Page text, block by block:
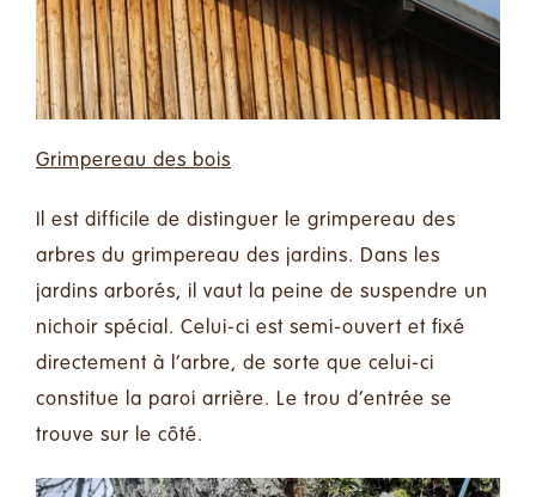
Grimpereau des bois
Il est difficile de distinguer le grimpereau des
arbres du grimpereau des jardins. Dans les
jardins arborés, il vaut la peine de suspendre un
nichoir spécial. Celui-ci est semi-ouvert et fixé
directement à l’arbre, de sorte que celui-ci
constitue la paroi arrière. Le trou d’entrée se
trouve sur le côté.